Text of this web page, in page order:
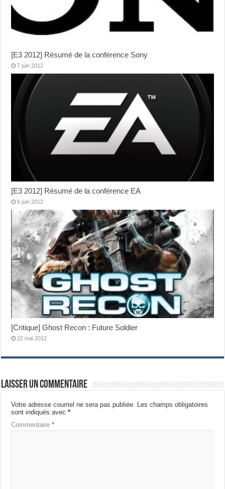
[E3 2012] Résumé de la conférence Sony
7 juin 2012
[E3 2012] Résumé de la conférence EA
6 juin 2012
[Critique] Ghost Recon : Future Soldier
22 mai 2012
Laisser un commentaire
Votre adresse courriel ne sera pas publiée. Les champs obligatoires
sont indiqués avec*
Commentaire*